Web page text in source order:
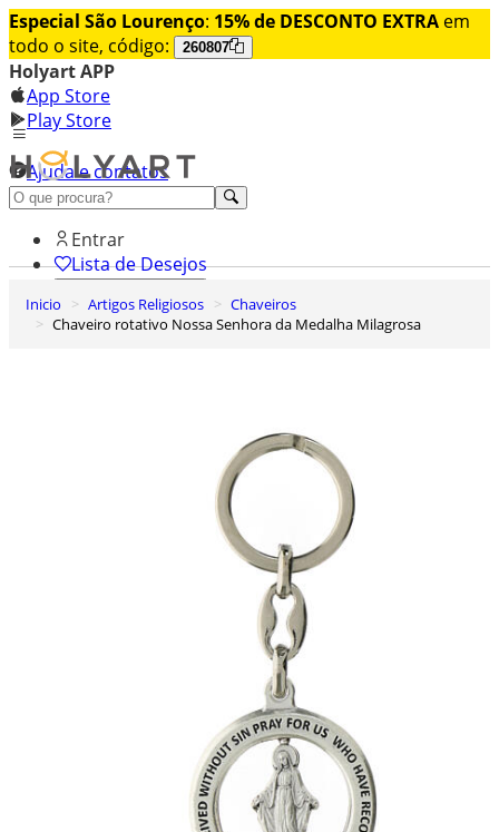
Especial São Lourenço: 15% de DESCONTO EXTRA em
todo o site, código:
260807
Holyart APP
App Store
Play Store
Ajuda e contatos
Conheça premium
Entrar
Lista de Desejos
0
Carrinho de Compras
Inicio Artigos Religiosos
Chaveiros
Chaveiro rotativo Nossa Senhora da Medalha Milagrosa